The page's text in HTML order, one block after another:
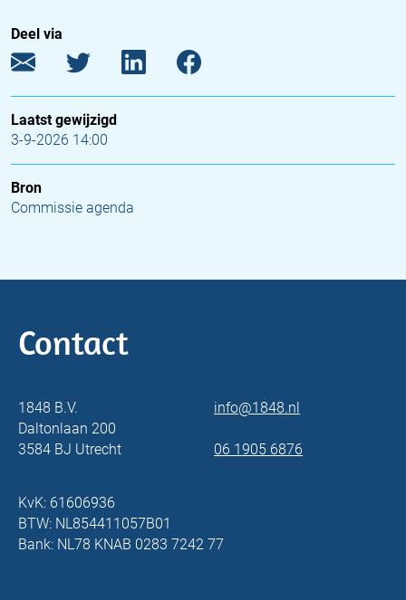
Deel via
Laatst gewijzigd
3-9-2026 14:00
Bron
Commissie agenda
Contact
1848 B.V.
Daltonlaan 200
3584 BJ Utrecht
info@1848.nl
06 1905 6876
KvK: 61606936
BTW: NL854411057B01
Bank: NL78 KNAB 0283 7242 77